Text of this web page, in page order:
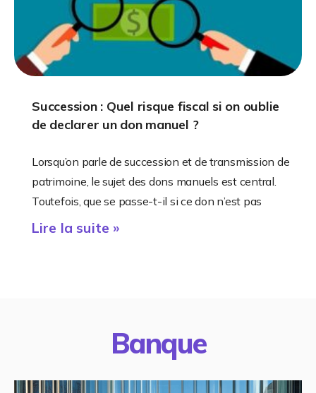
Succession : Quel risque fiscal si on oublie
de declarer un don manuel ?
Lorsqu’on parle de succession et de transmission de
patrimoine, le sujet des dons manuels est central.
Toutefois, que se passe-t-il si ce don n’est pas
Lire la suite »
Banque